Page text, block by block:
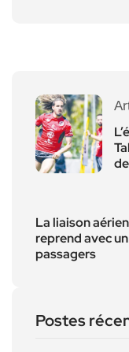
La liaison
reprend avec
passagers
Postes